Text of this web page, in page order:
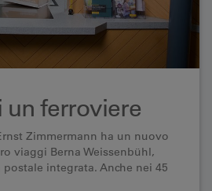
un ferroviere
Zimmermann ha un nuovo
viaggi Berna Weissenbühl,
postale integrata. Anche nei 45